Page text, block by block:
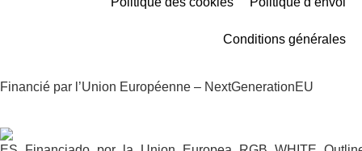
Conditions générales
Financié par l’Union Européenne – NextGenerationEU